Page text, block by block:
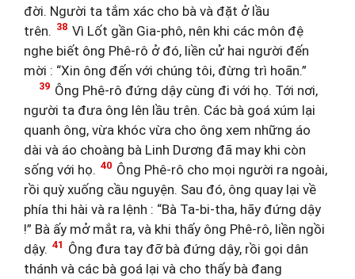
đời. Người ta tắm xác cho bà và đặt ở lầu
trên. 38 Vì Lốt gần Gia-phô, nên khi các môn đệ
nghe biết ông Phê-rô ở đó, liền cử hai người đến
mời : “Xin ông đến với chúng tôi, đừng trì hoãn.”
39 Ông Phê-rô đứng dậy cùng đi với họ. Tới nơi,
người ta đưa ông lên lầu trên. Các bà goá xúm lại
quanh ông, vừa khóc vừa cho ông xem những áo
dài và áo choàng bà Linh Dương đã may khi còn
sống với họ. 40 Ông Phê-rô cho mọi người ra ngoài,
rồi quỳ xuống cầu nguyện. Sau đó, ông quay lại về
phía thi hài và ra lệnh : “Bà Ta-bi-tha, hãy đứng dậy
!” Bà ấy mở mắt ra, và khi thấy ông Phê-rô, liền ngồi
dậy. 41 Ông đưa tay đỡ bà đứng dậy, rồi gọi dân
thánh và các bà goá lại và cho thấy bà đang